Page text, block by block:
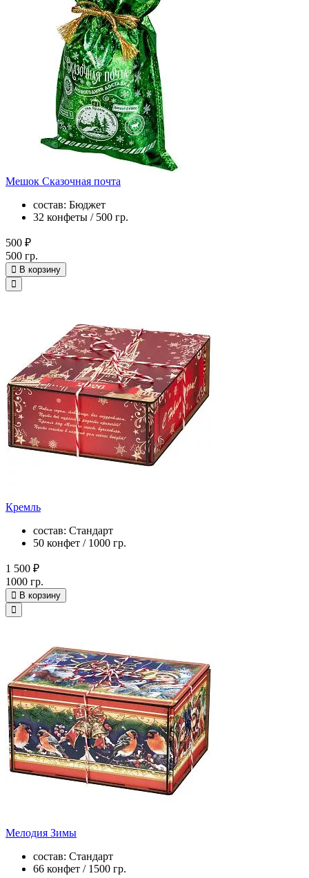
Мешок Сказочная почта
состав: Бюджет
32 конфеты / 500 гр.
500 ₽
500 гр.
В корзину
Кремль
состав: Стандарт
50 конфет / 1000 гр.
1 500 ₽
1000 гр.
В корзину
Мелодия Зимы
состав: Стандарт
66 конфет / 1500 гр.